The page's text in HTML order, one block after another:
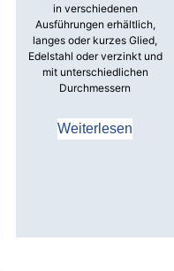
in verschiedenen
Ausführungen erhältlich,
langes oder kurzes Glied,
Edelstahl oder verzinkt und
mit unterschiedlichen
Durchmessern
Weiterlesen